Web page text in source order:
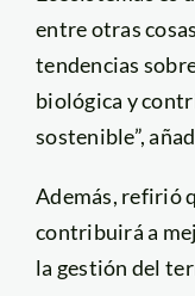
entre otras
tendencias
biológica y
sostenible”,
Además, refirió
contribuirá a
la gestión del